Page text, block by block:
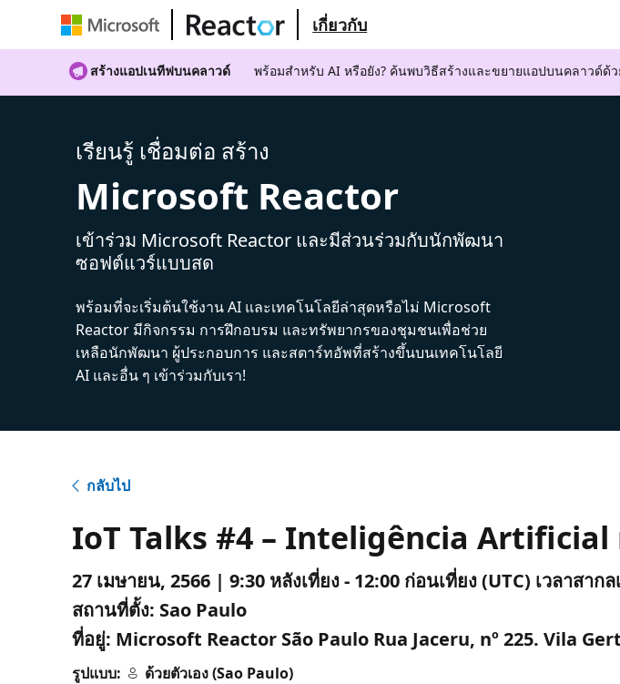
เกี่ยวกับ
สร้างแอปเนทีฟบนคลาวด์ พร้อมสําหรับ AI หรือยัง? ค้นพบวิธีสร้างและขยายแอปบนคลาวด์ด้
เรียนรู้ เชื่อมต่อ สร้าง
Microsoft Reactor
เข้าร่วม Microsoft Reactor และมีส่วนร่วมกับนักพัฒนา
ซอฟต์แวร์แบบสด
พร้อมที่จะเริ่มต้นใช้งาน AI และเทคโนโลยีล่าสุดหรือไม่ Microsoft
Reactor มีกิจกรรม การฝึกอบรม และทรัพยากรของชุมชนเพื่อช่วย
เหลือนักพัฒนา ผู้ประกอบการ และสตาร์ทอัพที่สร้างขึ้นบนเทคโนโลยี
AI และอื่น ๆ เข้าร่วมกับเรา!
กลับไป
IoT Talks #4 – Inteligência Artificial
27 เมษายน, 2566 | 9:30 หลังเที่ยง - 12:00 ก่อนเที่ยง (UTC) เวลาสาก
สถานที่ตั้ง: Sao Paulo
ที่อยู่: Microsoft Reactor São Paulo Rua Jaceru, nº 225. Vila
รูปแบบ:
ด้วยตัวเอง (Sao Paulo)